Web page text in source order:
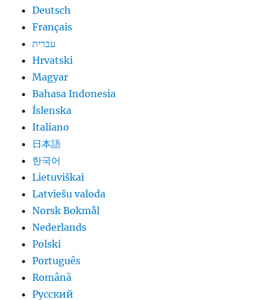
Deutsch
Français
עברית
Hrvatski
Magyar
Bahasa Indonesia
Íslenska
Italiano
日本語
한국어
Lietuviškai
Latviešu valoda
Norsk Bokmål
Nederlands
Polski
Português
Română
Русский